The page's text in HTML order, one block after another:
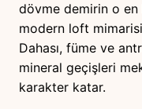
dövme demirin o
modern loft
Dahası, füme ve
mineral geçişleri
karakter katar.